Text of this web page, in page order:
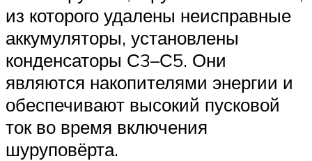
из которого удалены неисправные
аккумуляторы, установлены
конденсаторы С3–С5. Они
являются накопителями энергии и
обеспечивают высокий пусковой
ток во время включения
шуруповёрта.